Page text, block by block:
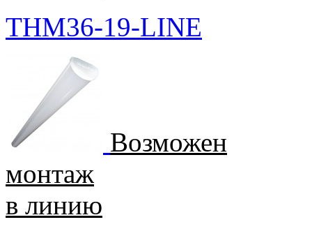
THM36-19-LINE
Возможен
монтаж
в линию